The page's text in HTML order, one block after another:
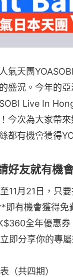
氣天團
盛況。今年的
Live In
今次為大家帶
都有機會獲得
好友就有機
11月21日，只
即有機會獲得免
全年優惠
即分享你的專
（共四期）